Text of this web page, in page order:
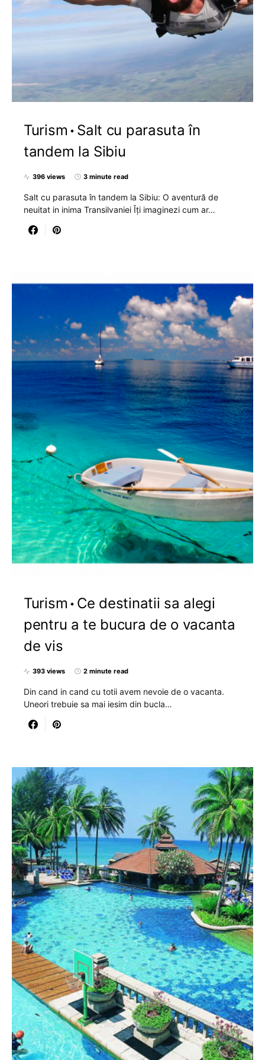
Turism
Salt cu parasuta în
tandem la Sibiu
396 views 3 minute read
Salt cu parasuta în tandem la Sibiu: O aventură de
neuitat in inima Transilvaniei Îți imaginezi cum ar…
Turism
Ce destinatii sa alegi
pentru a te bucura de o vacanta
de vis
393 views 2 minute read
Din cand in cand cu totii avem nevoie de o vacanta.
Uneori trebuie sa mai iesim din bucla…